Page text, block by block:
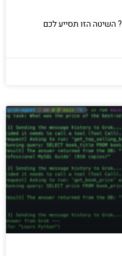
מפתחים מערכת שמשתמשת ב-LLM? השיטה הזו תסייע לכם